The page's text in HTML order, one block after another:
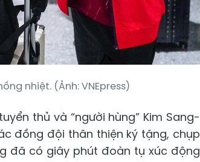
nhiệt. (Ảnh: VNEpress)
thủ và “người hùng” Kim Sang-
đồng đội thân thiện ký tặng, chụp
đã có giây phút đoàn tụ xúc động